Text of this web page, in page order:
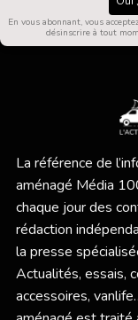
En vous abonnant, vous
désinscrire à tout
La référence de
aménagé Média
chaque jour des
rédaction
la presse
Actualités, essais,
accessoires,